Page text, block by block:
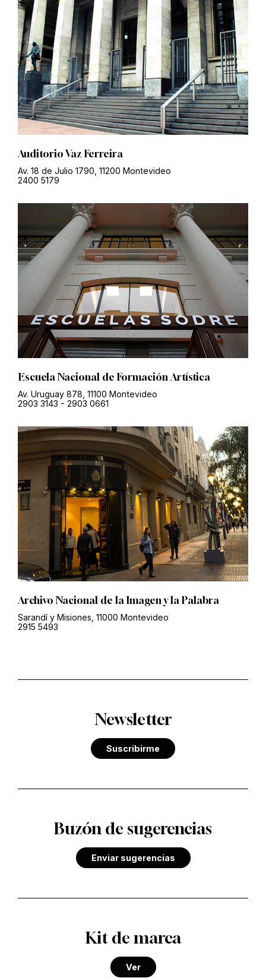
Auditorio Vaz Ferreira
Av. 18 de Julio 1790, 11200 Montevideo
2400 5179
Escuela Nacional de Formación Artística
Av. Uruguay 878, 11100 Montevideo
2903 3143 - 2903 0661
Archivo Nacional de la Imagen y la Palabra
Sarandí y Misiones, 11000 Montevideo
2915 5493
Newsletter
Suscribirme
Buzón de sugerencias
Enviar sugerencias
Kit de marca
Ver